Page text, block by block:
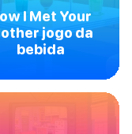
I Met Your
jogo da
bebida